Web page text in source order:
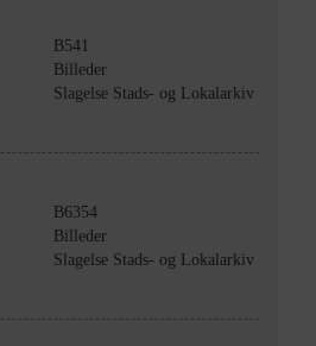
B541
Billeder
Slagelse Stads- og Lokalarkiv
B6354
Billeder
Slagelse Stads- og Lokalarkiv